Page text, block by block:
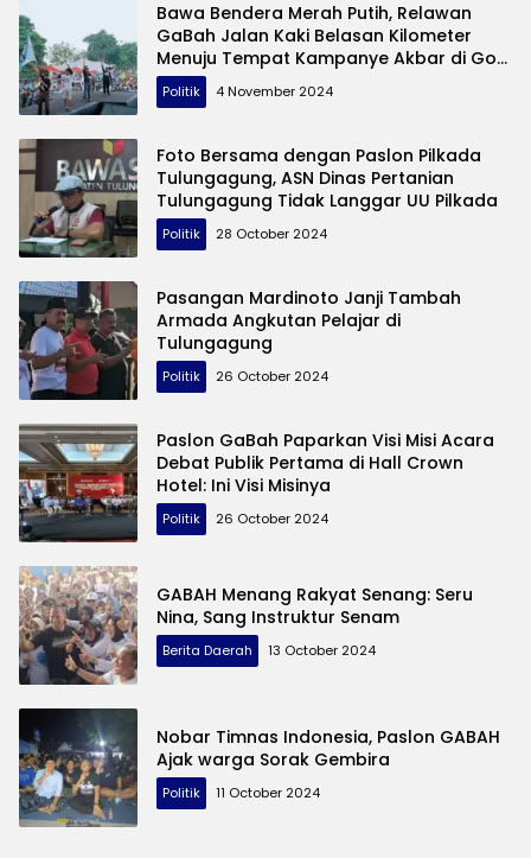
Bawa Bendera Merah Putih, Relawan
GaBah Jalan Kaki Belasan Kilometer
Menuju Tempat Kampanye Akbar di Gor
Lembupeteng Tulungagung
Politik 4 November 2024
Foto Bersama dengan Paslon Pilkada
Tulungagung, ASN Dinas Pertanian
Tulungagung Tidak Langgar UU Pilkada
Politik 28 October 2024
Pasangan Mardinoto Janji Tambah
Armada Angkutan Pelajar di
Tulungagung
Politik 26 October 2024
Paslon GaBah Paparkan Visi Misi Acara
Debat Publik Pertama di Hall Crown
Hotel: Ini Visi Misinya
Politik 26 October 2024
GABAH Menang Rakyat Senang: Seru
Nina, Sang Instruktur Senam
Berita Daerah 13 October 2024
Nobar Timnas Indonesia, Paslon GABAH
Ajak warga Sorak Gembira
Politik 11 October 2024